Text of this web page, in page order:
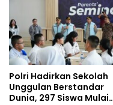
Polri Hadirkan Sekolah
Unggulan Berstandar
Dunia, 297 Siswa Mulai